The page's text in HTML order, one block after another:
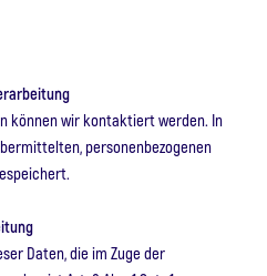
können wir kontaktiert werden. In
personenbezogenen
Daten, die im Zuge der